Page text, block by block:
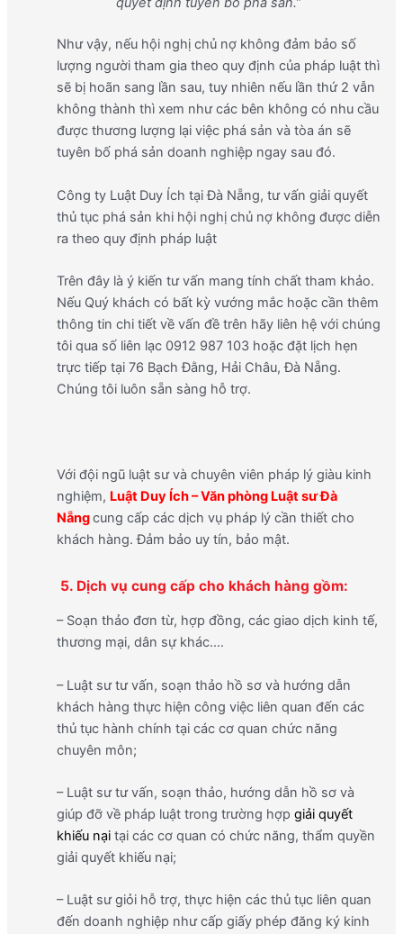
Như vậy, nếu hội nghị chủ nợ không đảm bảo số
lượng người tham gia theo quy định của pháp luật thì
sẽ bị hoãn sang lần sau, tuy nhiên nếu lần thứ 2 vẫn
không thành thì xem như các bên không có nhu cầu
được thương lượng lại việc phá sản và tòa án sẽ
tuyên bố phá sản doanh nghiệp ngay sau đó.
Công ty Luật Duy Ích tại Đà Nẵng, tư vấn giải quyết
thủ tục phá sản khi hội nghị chủ nợ không được diễn
ra theo quy định pháp luật
Trên đây là ý kiến tư vấn mang tính chất tham khảo.
Nếu Quý khách có bất kỳ vướng mắc hoặc cần thêm
thông tin chi tiết về vấn đề trên hãy liên hệ với chúng
tôi qua số liên lạc 0912 987 103 hoặc đặt lịch hẹn
trực tiếp tại 76 Bạch Đằng, Hải Châu, Đà Nẵng.
Chúng tôi luôn sẵn sàng hỗ trợ.
Với đội ngũ luật sư và chuyên viên pháp lý giàu kinh
nghiệm, Luật Duy Ích – Văn phòng Luật sư Đà
Nẵngcung cấp các dịch vụ pháp lý cần thiết cho
khách hàng. Đảm bảo uy tín, bảo mật.
5. Dịch vụ cung cấp cho khách hàng gồm:
– Soạn thảo đơn từ, hợp đồng, các giao dịch kinh tế,
thương mại, dân sự khác.…
– Luật sư tư vấn, soạn thảo hồ sơ và hướng dẫn
khách hàng thực hiện công việc liên quan đến các
thủ tục hành chính tại các cơ quan chức năng
chuyên môn;
– Luật sư tư vấn, soạn thảo, hướng dẫn hồ sơ và
giúp đỡ về pháp luật trong trường hợp giải quyết
khiếu nạitại các cơ quan có chức năng, thẩm quyền
giải quyết khiếu nại;
– Luật sư giỏi hỗ trợ, thực hiện các thủ tục liên quan
đến doanh nghiệp như cấp giấy phép đăng ký kinh